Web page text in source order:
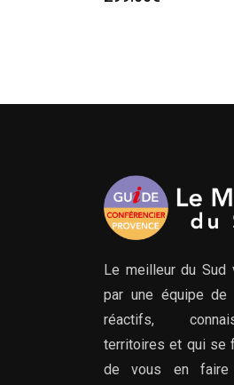
Le meilleur du
par une équipe de
réactifs,
territoires et qui se
de vous en faire